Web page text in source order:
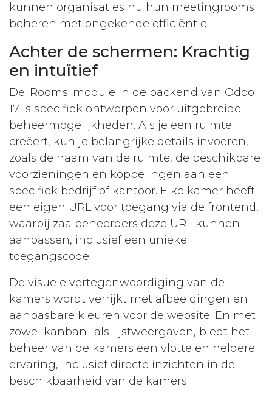
kunnen organisaties nu hun meetingrooms
beheren met ongekende efficiëntie.
Achter de schermen: Krachtig
en intuïtief
De 'Rooms' module in de backend van Odoo
17 is specifiek ontworpen voor uitgebreide
beheermogelijkheden. Als je een ruimte
creëert, kun je belangrijke details invoeren,
zoals de naam van de ruimte, de beschikbare
voorzieningen en koppelingen aan een
specifiek bedrijf of kantoor. Elke kamer heeft
een eigen URL voor toegang via de frontend,
waarbij zaalbeheerders deze URL kunnen
aanpassen, inclusief een unieke
toegangscode.
De visuele vertegenwoordiging van de
kamers wordt verrijkt met afbeeldingen en
aanpasbare kleuren voor de website. En met
zowel kanban- als lijstweergaven, biedt het
beheer van de kamers een vlotte en heldere
ervaring, inclusief directe inzichten in de
beschikbaarheid van de kamers.